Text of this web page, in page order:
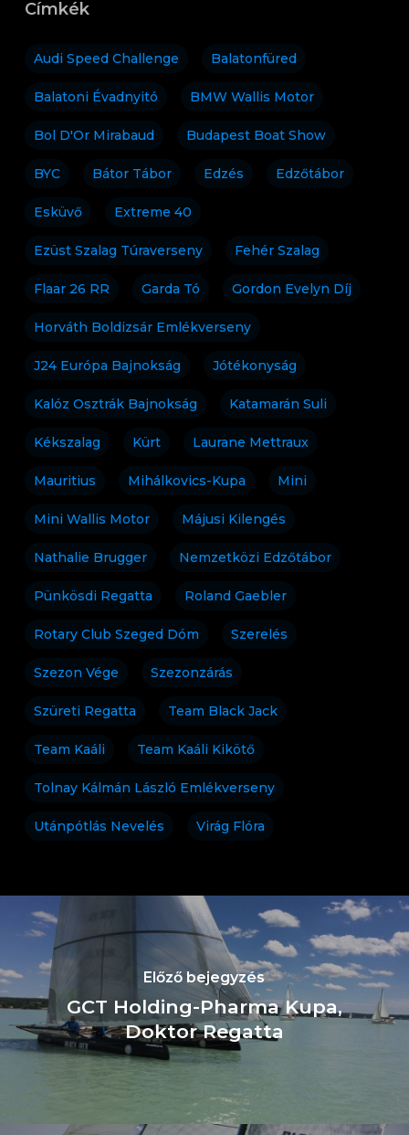
Címkék
Audi Speed Challenge Balatonfüred
Balatoni Évadnyitó BMW Wallis Motor
Bol D'Or Mirabaud Budapest Boat Show
BYC Bátor Tábor Edzés Edzőtábor
Esküvő Extreme 40
Ezüst Szalag Túraverseny Fehér Szalag
Flaar 26 RR Garda Tó Gordon Evelyn Díj
Horváth Boldizsár Emlékverseny
J24 Európa Bajnokság Jótékonyság
Kalóz Osztrák Bajnokság Katamarán Suli
Kékszalag Kürt Laurane Mettraux
Mauritius Mihálkovics-Kupa Mini
Mini Wallis Motor Májusi Kilengés
Nathalie Brugger Nemzetközi Edzőtábor
Pünkösdi Regatta Roland Gaebler
Rotary Club Szeged Dóm Szerelés
Szezon Vége Szezonzárás
Szüreti Regatta Team Black Jack
Team Kaáli Team Kaáli Kikötő
Tolnay Kálmán László Emlékverseny
Utánpótlás Nevelés Virág Flóra
Előző bejegyzés
GCT Holding-Pharma Kupa,
Doktor Regatta